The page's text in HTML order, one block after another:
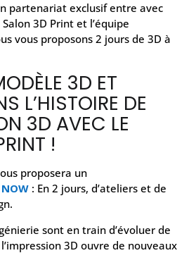
partenariat exclusif entre avec
3D Print et l’équipe
vous proposons 2 jours de 3D à
3D ET
L’HISTOIRE DE
3D AVEC LE
!
proposera un
NOW : En 2 jours, d’ateliers et de
sont en train d’évoluer de
3D ouvre de nouveaux